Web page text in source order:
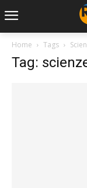
Home Tags
Tag: